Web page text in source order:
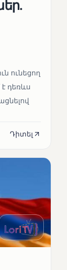
ունեցող
դեռևս
Դիտել